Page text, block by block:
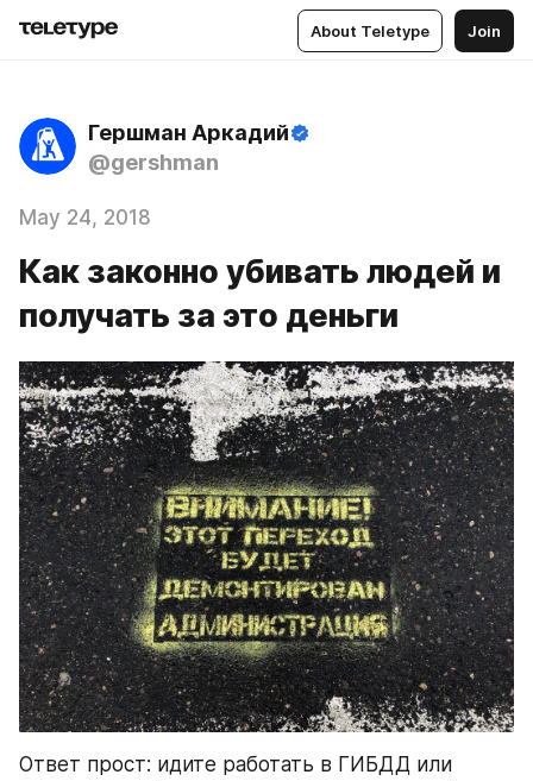
About Teletype Join
Гершман Аркадий
@gershman
May 24, 2018
Как законно убивать людей и
получать за это деньги
Ответ прост: идите работать в ГИБДД или